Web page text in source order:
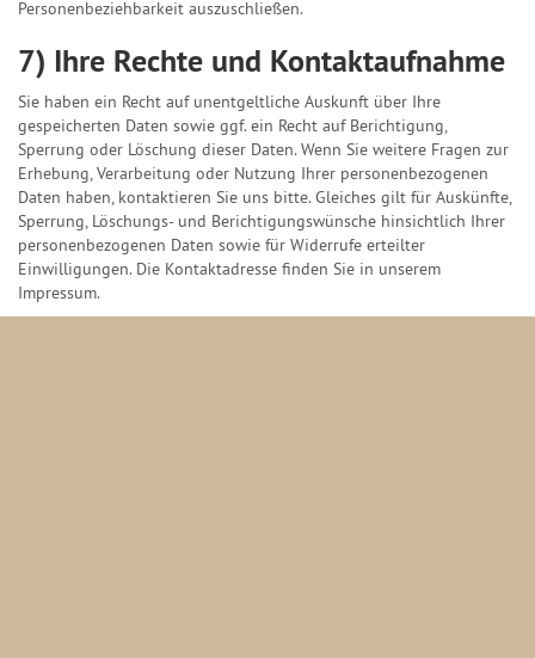
Personenbeziehbarkeit auszuschließen.
7) Ihre Rechte und Kontaktaufnahme
Sie haben ein Recht auf unentgeltliche Auskunft über Ihre
gespeicherten Daten sowie ggf. ein Recht auf Berichtigung,
Sperrung oder Löschung dieser Daten. Wenn Sie weitere Fragen zur
Erhebung, Verarbeitung oder Nutzung Ihrer personenbezogenen
Daten haben, kontaktieren Sie uns bitte. Gleiches gilt für Auskünfte,
Sperrung, Löschungs- und Berichtigungswünsche hinsichtlich Ihrer
personenbezogenen Daten sowie für Widerrufe erteilter
Einwilligungen. Die Kontaktadresse finden Sie in unserem
Impressum.